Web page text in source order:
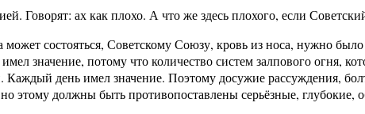
Говорят: ах как плохо. А что же здесь плохого, если
состояться, Советскому Союзу, кровь из носа, нужно
значение, потому что количество систем залпового огня,
день имел значение. Поэтому досужие рассуждения,
этому должны быть противопоставлены серьёзные, глубокие,